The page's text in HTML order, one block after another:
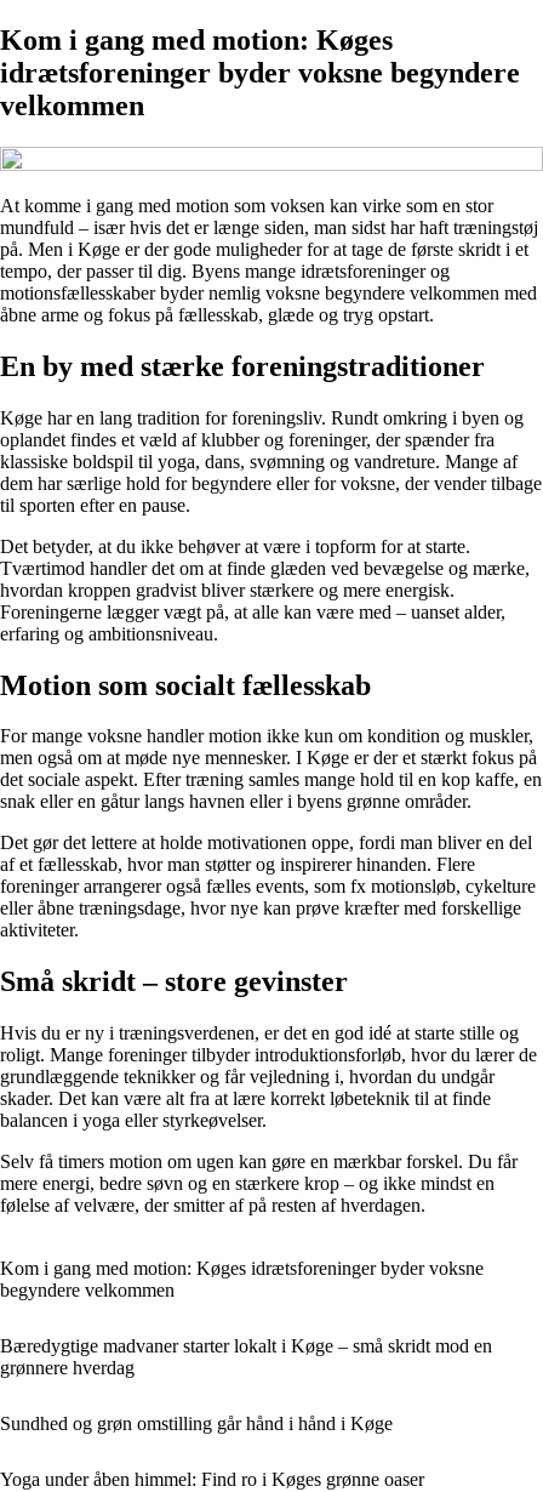
Kom i gang med motion: Køges
idrætsforeninger byder voksne begyndere
velkommen
At komme i gang med motion som voksen kan virke som en stor
mundfuld – især hvis det er længe siden, man sidst har haft træningstøj
på. Men i Køge er der gode muligheder for at tage de første skridt i et
tempo, der passer til dig. Byens mange idrætsforeninger og
motionsfællesskaber byder nemlig voksne begyndere velkommen med
åbne arme og fokus på fællesskab, glæde og tryg opstart.
En by med stærke foreningstraditioner
Køge har en lang tradition for foreningsliv. Rundt omkring i byen og
oplandet findes et væld af klubber og foreninger, der spænder fra
klassiske boldspil til yoga, dans, svømning og vandreture. Mange af
dem har særlige hold for begyndere eller for voksne, der vender tilbage
til sporten efter en pause.
Det betyder, at du ikke behøver at være i topform for at starte.
Tværtimod handler det om at finde glæden ved bevægelse og mærke,
hvordan kroppen gradvist bliver stærkere og mere energisk.
Foreningerne lægger vægt på, at alle kan være med – uanset alder,
erfaring og ambitionsniveau.
Motion som socialt fællesskab
For mange voksne handler motion ikke kun om kondition og muskler,
men også om at møde nye mennesker. I Køge er der et stærkt fokus på
det sociale aspekt. Efter træning samles mange hold til en kop kaffe, en
snak eller en gåtur langs havnen eller i byens grønne områder.
Det gør det lettere at holde motivationen oppe, fordi man bliver en del
af et fællesskab, hvor man støtter og inspirerer hinanden. Flere
foreninger arrangerer også fælles events, som fx motionsløb, cykelture
eller åbne træningsdage, hvor nye kan prøve kræfter med forskellige
aktiviteter.
Små skridt – store gevinster
Hvis du er ny i træningsverdenen, er det en god idé at starte stille og
roligt. Mange foreninger tilbyder introduktionsforløb, hvor du lærer de
grundlæggende teknikker og får vejledning i, hvordan du undgår
skader. Det kan være alt fra at lære korrekt løbeteknik til at finde
balancen i yoga eller styrkeøvelser.
Selv få timers motion om ugen kan gøre en mærkbar forskel. Du får
mere energi, bedre søvn og en stærkere krop – og ikke mindst en
følelse af velvære, der smitter af på resten af hverdagen.
Kom i gang med motion: Køges idrætsforeninger byder voksne
begyndere velkommen
Bæredygtige madvaner starter lokalt i Køge – små skridt mod en
grønnere hverdag
Sundhed og grøn omstilling går hånd i hånd i Køge
Yoga under åben himmel: Find ro i Køges grønne oaser